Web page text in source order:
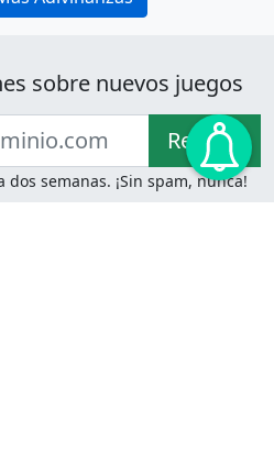
sobre nuevos juegos
Recibir!
semanas. ¡Sin spam, nunca!